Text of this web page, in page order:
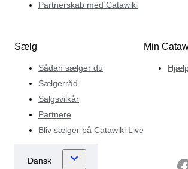
Partnerskab med Catawiki
Sælg
Sådan sælger du
Sælgerråd
Salgsvilkår
Partnere
Bliv sælger på Catawiki Live
Min